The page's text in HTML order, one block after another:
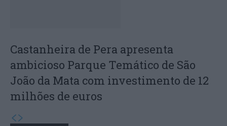
Castanheira de Pera apresenta
ambicioso Parque Temático de São
João da Mata com investimento de 12
milhões de euros